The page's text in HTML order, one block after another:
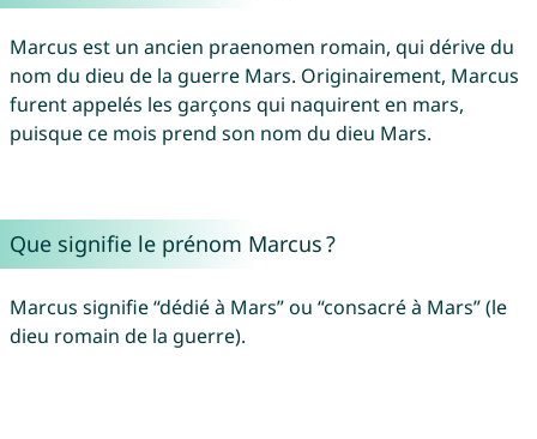
Marcus est un ancien praenomen romain, qui dérive du
nom du dieu de la guerre Mars. Originairement, Marcus
furent appelés les garçons qui naquirent en mars,
puisque ce mois prend son nom du dieu Mars.
Que signifie le prénom Marcus ?
Marcus signifie “dédié à Mars” ou “consacré à Mars” (le
dieu romain de la guerre).